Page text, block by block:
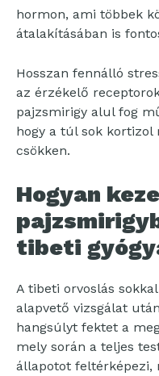
hormon, ami többek
átalakításában is
Hosszan fennálló
az érzékelő
pajzsmirigy alul fog
hogy a túl sok kortizol
csökken.
Hogyan
tibeti
A tibeti orvoslás
alapvető vizsgálat
hangsúlyt fektet a
mely során a teljes
állapotot feltérképezi,